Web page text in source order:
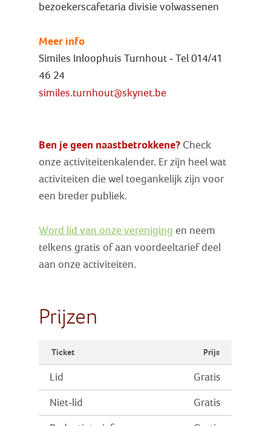
bezoekerscafetaria divisie volwassenen
Meer info
Similes Inloophuis Turnhout - Tel 014/41
46 24
similes.turnhout@skynet.be
Ben je geen naastbetrokkene? Check
onze activiteitenkalender. Er zijn heel wat
activiteiten die wel toegankelijk zijn voor
een breder publiek.
Word lid van onze vereniging en neem
telkens gratis of aan voordeeltarief deel
aan onze activiteiten.
Prijzen
Ticket Prijs
Lid Gratis
Niet-lid Gratis